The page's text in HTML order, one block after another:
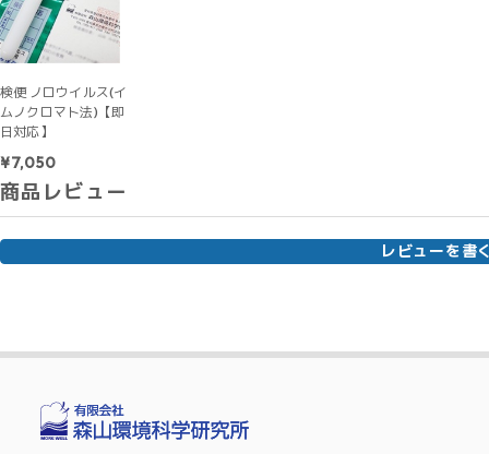
検便 ノロウイルス(イ
ムノクロマト法)【即
日対応】
¥7,050
商品レビュー
レビューを書